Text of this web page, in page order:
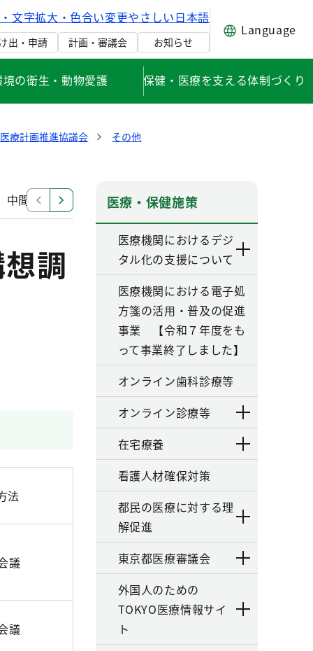
文字拡大・色合い変更やさしい日本語
出・申請 計画・審議会 お知らせ
Language
の衛生・動物愛護 保健・医療を支える体制づくり
療計画推進協議会 その他
中間見直し検討部会 改定部会（第六次改定）
調
法
議
議
医療・保健施策
医療機関におけるデジ
タル化の支援について
医療機関における電子処
方箋の活用・普及の促進
事業 【令和７年度をも
って事業終了しました】
オンライン歯科診療等
オンライン診療等
在宅療養
看護人材確保対策
都民の医療に対する理
解促進
東京都医療審議会
外国人のための
TOKYO医療情報サイ
ト